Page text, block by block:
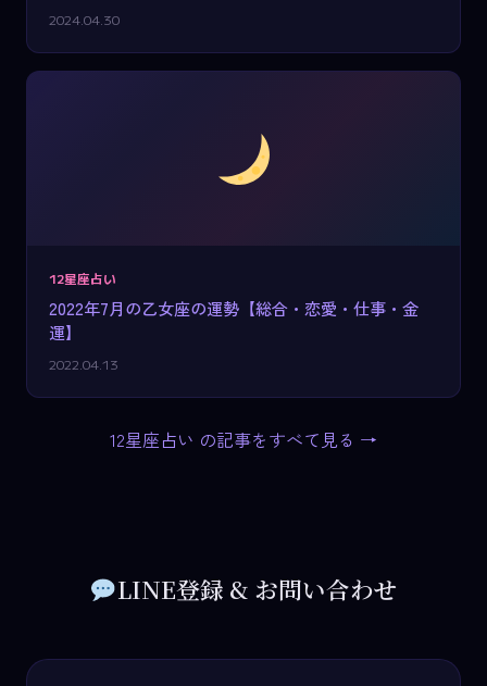
2024.04.30
12星座占い
2022年7月の乙女座の運勢【総合・恋愛・仕事・金
運】
2022.04.13
12星座占い の記事をすべて見る →
LINE登録 & お問い合わせ